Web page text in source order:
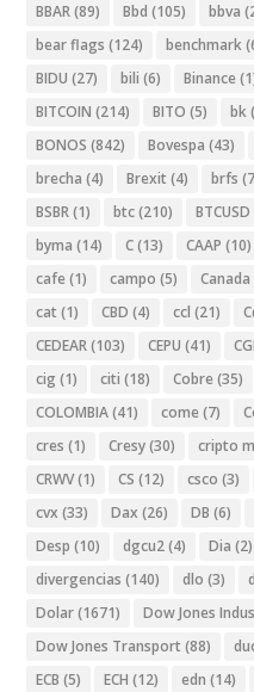
BBAR(89) Bbd (105) bbva
bear flags (124) benchmark
BIDU (27) bili (6) Binance
BITCOIN (214) BITO (5) bk
BONOS (842) Bovespa (43)
brecha (4) Brexit (4) brfs
BSBR(1) btc(210) BTCUSD
byma (14) C(13) CAAP (10)
cafe (1) campo (5) Canada
cat (1) CBD (4) ccl (21)
CEDEAR(103) CEPU (41)
cig (1) citi (18) Cobre (35)
COLOMBIA(41) come (7)
cres (1) Cresy(30) cripto
CRWV(1) CS (12) csco (3)
cvx (33) Dax (26) DB (6)
Desp (10) dgcu2(4) Dia (2)
divergencias (140) dlo (3)
Dolar(1671) Dow Jones
Dow Jones Transport (88)
ECB (5) ECH (12) edn (14)